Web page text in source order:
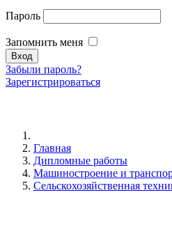
Пароль
Запомнить меня
Забыли пароль?
Зарегистрироваться
Главная
Дипломные работы
Машиностроение и
Сельскохозяйственная